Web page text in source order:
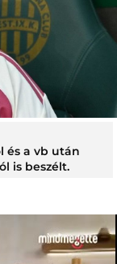
és a vb után
is beszélt.